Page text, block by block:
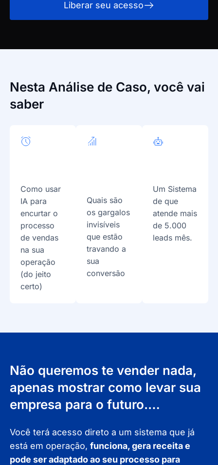
Liberar seu acesso
Nesta Análise de Caso, você vai
saber
Como usar
IA para
encurtar o
processo
de vendas
na sua
operação
(do jeito
certo)
Quais são
os gargalos
invisíveis
que estão
travando a
sua
conversão
Um Sistema
de que
atende mais
de 5.000
leads mês.
Não queremos te vender nada,
apenas mostrar como levar sua
empresa para o futuro.…
Você terá acesso direto a um sistema que já
está em operação, funciona, gera receita e
pode ser adaptado ao seu processo para